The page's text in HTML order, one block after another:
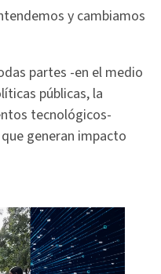
y cambiamos
partes -en el medio
públicas, la
tecnológicos-
generan impacto